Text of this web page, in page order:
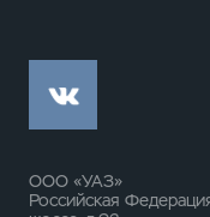
ООО «УАЗ»
Российская